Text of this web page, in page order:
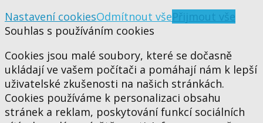
Nastavení cookiesOdmítnout všePřijmout vše
Souhlas s používáním cookies
Cookies jsou malé soubory, které se dočasně
ukládají ve vašem počítači a pomáhají nám k lepší
uživatelské zkušenosti na našich stránkách.
Cookies používáme k personalizaci obsahu
stránek a reklam, poskytování funkcí sociálních